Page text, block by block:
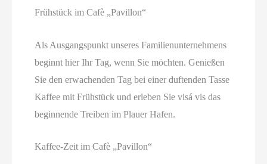
Frühstück im Cafè „Pavillon“
Als Ausgangspunkt unseres Familienunternehmens
beginnt hier Ihr Tag, wenn Sie möchten. Genießen
Sie den erwachenden Tag bei einer duftenden Tasse
Kaffee mit Frühstück und erleben Sie visá vis das
beginnende Treiben im Plauer Hafen.
Kaffee-Zeit im Cafè „Pavillon“